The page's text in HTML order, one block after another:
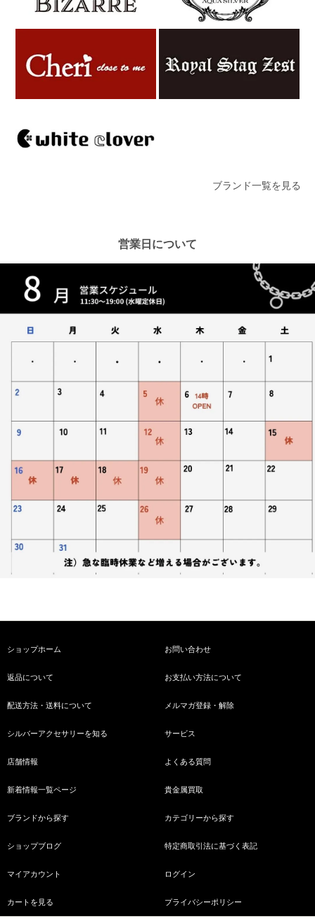
ブランド一覧を見る
営業日について
ショップホーム お問い合わせ
返品について お支払い方法について
配送方法・送料について メルマガ登録・解除
シルバーアクセサリーを知る サービス
店舗情報 よくある質問
新着情報一覧ページ 貴金属買取
ブランドから探す カテゴリーから探す
ショップブログ 特定商取引法に基づく表記
マイアカウント ログイン
カートを見る プライバシーポリシー